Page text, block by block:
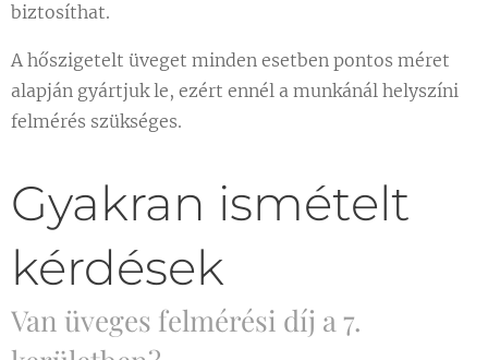
biztosíthat.
A hőszigetelt üveget minden esetben pontos méret
alapján gyártjuk le, ezért ennél a munkánál helyszíni
felmérés szükséges.
Gyakran ismételt
kérdések
Van üveges felmérési díj a 7.